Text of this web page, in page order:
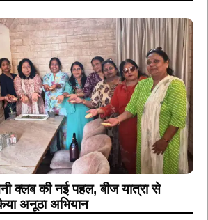
क्लब की नई पहल, बीज यात्रा से
अनूठा अभियान